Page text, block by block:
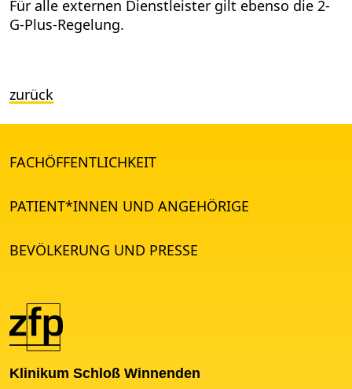
Für alle externen Dienstleister gilt ebenso die 2-
G-Plus-Regelung.
zurück
FACHÖFFENTLICHKEIT
PATIENT*INNEN UND ANGEHÖRIGE
BEVÖLKERUNG UND PRESSE
Klinikum Schloß Winnenden